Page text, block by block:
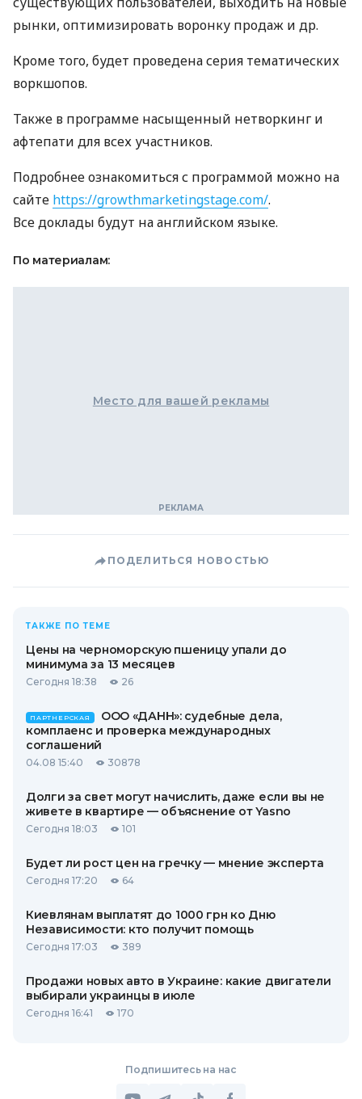
рынки, оптимизировать воронку продаж и др.
Кроме того, будет проведена серия тематических
воркшопов.
Также в программе насыщенный нетворкинг и
афтепати для всех участников.
Подробнее ознакомиться с программой можно на
сайте https://growthmarketingstage.com/.
Все доклады будут на английском языке.
По материалам:
Место для вашей рекламы
ПОДЕЛИТЬСЯ НОВОСТЬЮ
ТАКЖЕ ПО ТЕМЕ
Цены на черноморскую пшеницу упали до
минимума за 13 месяцев
Сегодня 18:38 26
ПАРТНЕРСКАЯ
ООО «ДАНН»: судебные дела,
комплаенс и проверка международных
соглашений
04.08 15:40 30878
Долги за свет могут начислить, даже если вы не
живете в квартире — объяснение от Yasno
Сегодня 18:03 101
Будет ли рост цен на гречку — мнение эксперта
Сегодня 17:20 64
Киевлянам выплатят до 1000 грн ко Дню
Независимости: кто получит помощь
Сегодня 17:03 389
Продажи новых авто в Украине: какие двигатели
выбирали украинцы в июле
Сегодня 16:41 170
Подпишитесь на нас